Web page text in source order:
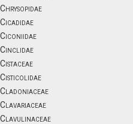
Chrysopidae
Cicadidae
Ciconiidae
Cinclidae
Cistaceae
Cisticolidae
Cladoniaceae
Clavariaceae
Clavulinaceae